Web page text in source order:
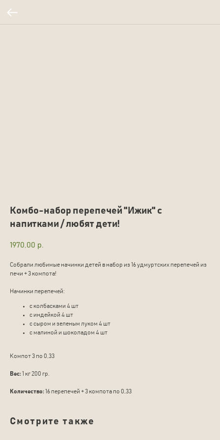
Комбо-набор перепечей "Ижик" с
напитками / любят дети!
1970,00 р.
Собрали любимые начинки детей в набор из 16 удмуртских перепечей из
печи + 3 компота!
Начинки перепечей:
с колбасками 4 шт
с индейкой 4 шт
с сыром и зеленым луком 4 шт
с малиной и шоколадом 4 шт
Компот 3 по 0,33
Вес:1 кг 200 гр.
Количество:16 перепечей + 3 компота по 0,33
Смотрите также